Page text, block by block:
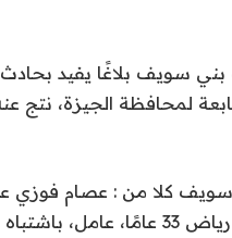
سويف بلاغًا يفيد بحادث
الجيزة، نتج عنه إصابة
كسر بالساق الأيمن، محمد فوزي عبد